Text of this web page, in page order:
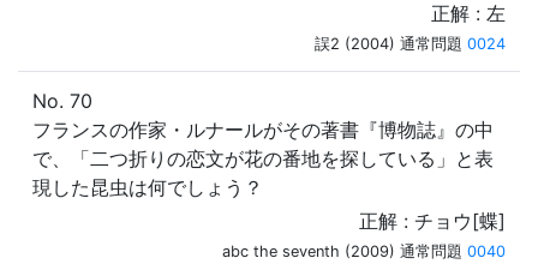
正解 : 左
誤2 (2004) 通常問題 0024
No. 70
フランスの作家・ルナールがその著書『博物誌』の中
で、「二つ折りの恋文が花の番地を探している」と表
現した昆虫は何でしょう？
正解 : チョウ[蝶]
abc the seventh (2009) 通常問題 0040